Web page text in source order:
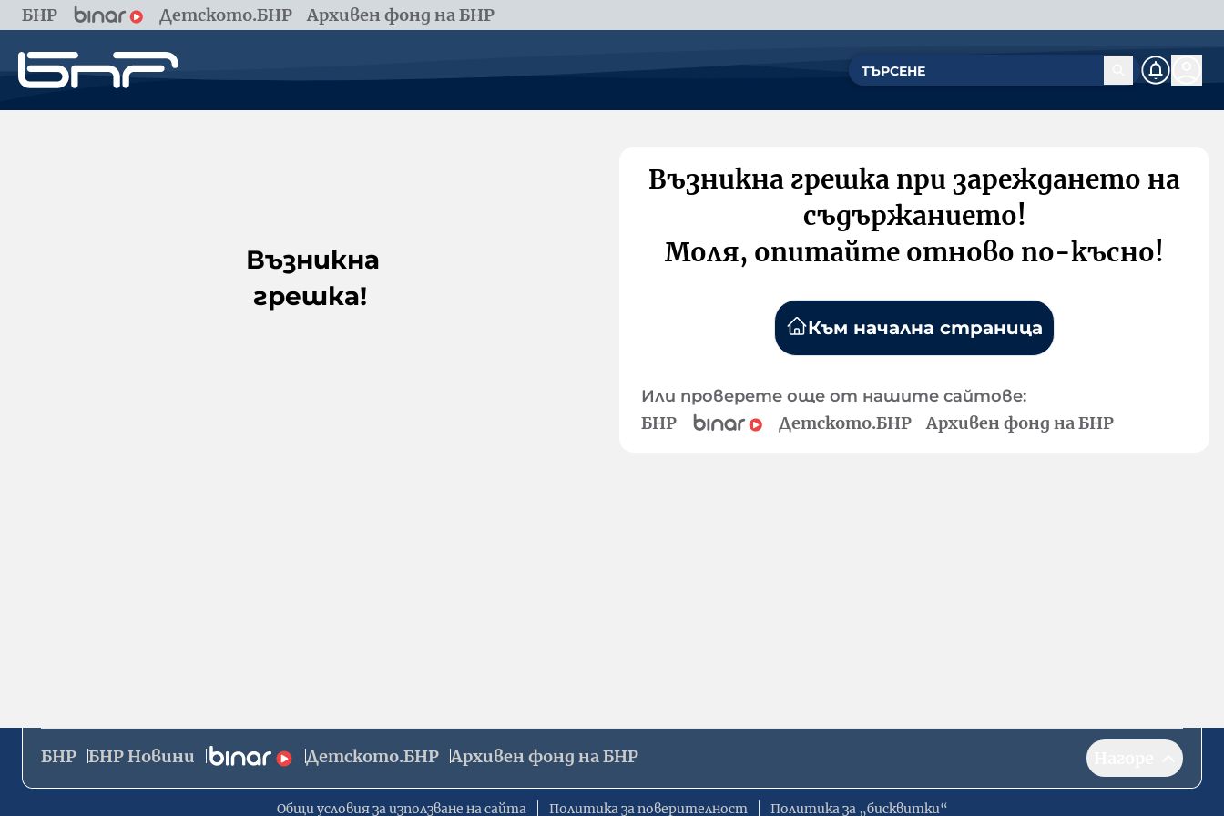
БНР Детското.БНР Архивен фонд на БНР
Възникна
грешка!
Възникна грешка при зареждането на
съдържанието!
Моля, опитайте отново по-късно!
Към начална страница
Или проверете още от нашите сайтове:
БНР Детското.БНР Архивен фонд на БНР
БНР БНР Новини Детското.БНР Архивен фонд на БНР
Общи условия за използване на сайта Политика за поверителност Политика за „бисквитки“